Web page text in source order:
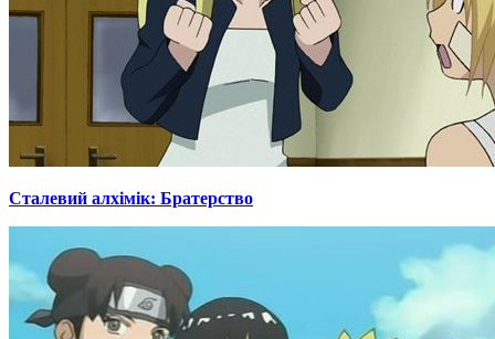
Сталевий алхімік: Братерство